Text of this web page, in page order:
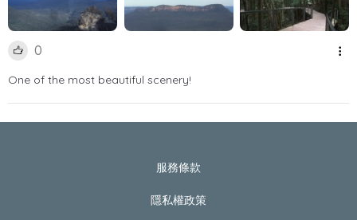
0
One of the most beautiful scenery!
服務條款
隱私權政策